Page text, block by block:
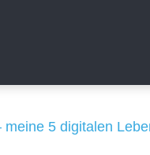
meine 5 digitalen